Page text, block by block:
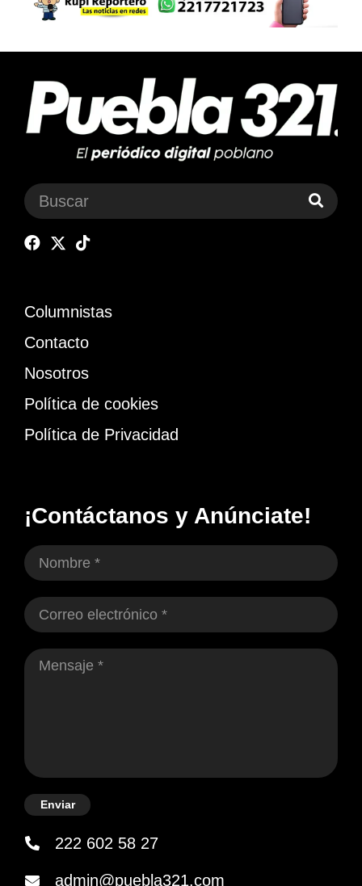
Columnistas
Contacto
Nosotros
Política de cookies
Política de Privacidad
¡Contáctanos y Anúnciate!
Enviar
222 602 58 27
admin@puebla321.com